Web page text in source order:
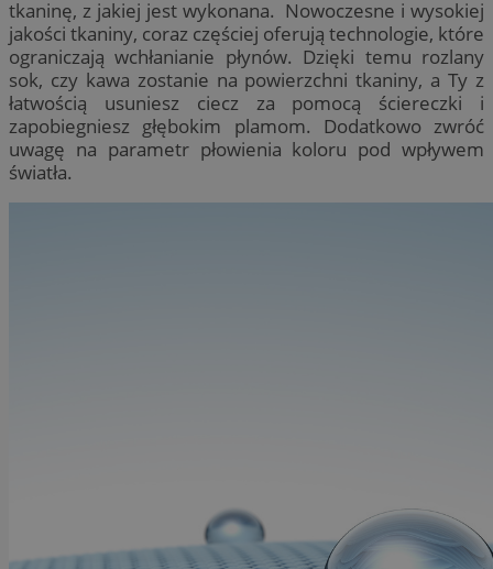
tkaninę, z jakiej jest wykonana. Nowoczesne i wysokiej
jakości tkaniny, coraz częściej oferują technologie, które
ograniczają wchłanianie płynów. Dzięki temu rozlany
sok, czy kawa zostanie na powierzchni tkaniny, a Ty z
łatwością usuniesz ciecz za pomocą ściereczki i
zapobiegniesz głębokim plamom. Dodatkowo zwróć
uwagę na parametr płowienia koloru pod wpływem
światła.